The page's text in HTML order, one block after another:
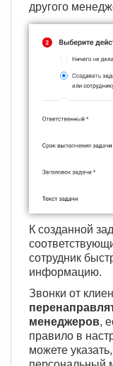
другого
К созданной
сотрудник
информацию.
Звонки от
менеджеров,
правило в
можете